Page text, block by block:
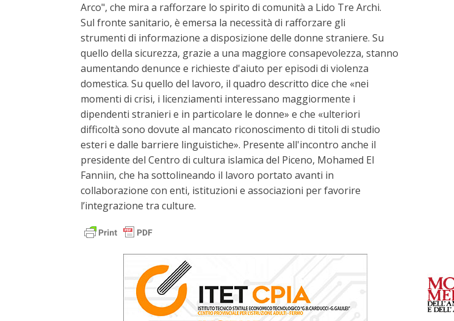
Arco", che mira a rafforzare lo spirito di comunità a Lido Tre Archi.
Sul fronte sanitario, è emersa la necessità di rafforzare gli
strumenti di informazione a disposizione delle donne straniere. Su
quello della sicurezza, grazie a una maggiore consapevolezza, stanno
aumentando denunce e richieste d'aiuto per episodi di violenza
domestica. Su quello del lavoro, il quadro descritto dice che «nei
momenti di crisi, i licenziamenti interessano maggiormente i
dipendenti stranieri e in particolare le donne» e che «ulteriori
difficoltà sono dovute al mancato riconoscimento di titoli di studio
esteri e dalle barriere linguistiche». Presente all'incontro anche il
presidente del Centro di cultura islamica del Piceno, Mohamed El
Fanniin, che ha sottolineando il lavoro portato avanti in
collaborazione con enti, istituzioni e associazioni per favorire
l’integrazione tra culture.